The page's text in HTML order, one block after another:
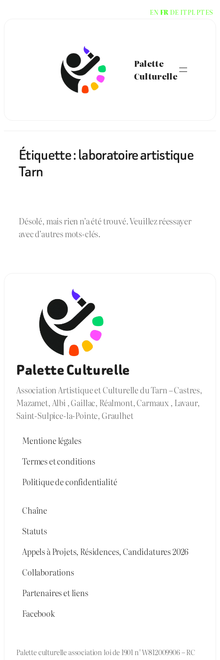
Palette
Culturelle
Étiquette :laboratoire artistique
Tarn
Désolé, mais rien n’a été trouvé. Veuillez réessayer
avec d’autres mots-clés.
Palette Culturelle
Association Artistique et Culturelle du Tarn – Castres,
Mazamet, Albi , Gaillac, Réalmont, Carmaux , Lavaur,
Saint-Sulpice-la-Pointe, Graulhet
Mentione légales
Termes et conditions
Politique de confidentialité
Chaîne
Statuts
Appels à Projets, Résidences, Candidatures 2026
Collaborations
Partenaires et liens
Facebook
Palette culturelle association loi de 1901 n° W812009906 – RC
EN FR DE ITPL PTES